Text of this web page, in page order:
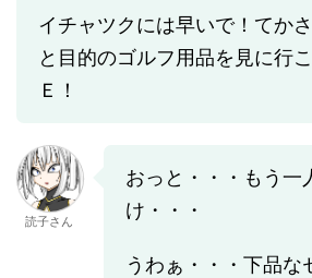
イチャツクには早いで！てか
と目的のゴルフ用品を見に行
Ｅ！
読子さん
おっと・・・もう一
け・・・
うわぁ・・・下品な